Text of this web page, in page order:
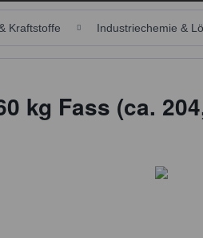
Kraftstoffe Industriechemie &
kg Fass (ca.